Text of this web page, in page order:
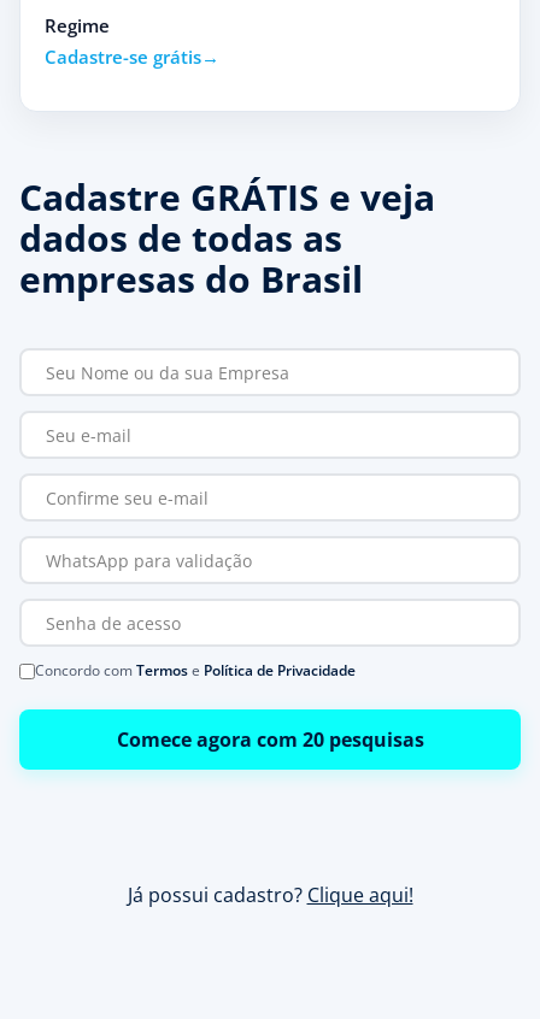
Regime
Cadastre-se grátis
Cadastre GRÁTIS e veja
dados de todas as
empresas do Brasil
Concordo comTermose Política de Privacidade
Comece agora com 20 pesquisas
Já possui cadastro? Clique aqui!